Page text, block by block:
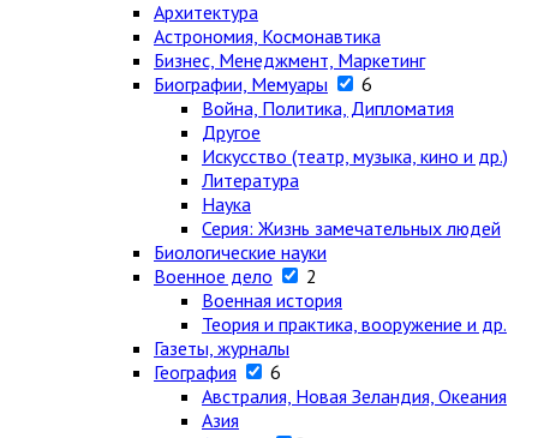
Архитектура
Астрономия, Космонавтика
Бизнес, Менеджмент, Маркетинг
Биографии, Мемуары
6
Война, Политика, Дипломатия
Другое
Искусство (театр, музыка, кино и др.)
Литература
Наука
Серия: Жизнь замечательных людей
Биологические науки
Военное дело
2
Военная история
Теория и практика, вооружение и др.
Газеты, журналы
География
6
Австралия, Новая Зеландия, Океания
Азия